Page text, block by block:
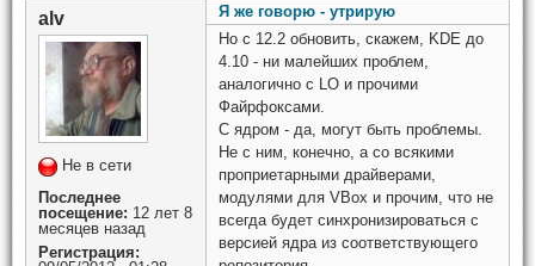
alv
Не в сети
Последнее
посещение: 12 лет 8
месяцев назад
Регистрация:
Я же говорю - утрирую
Но с 12.2 обновить, скажем, KDE до
4.10 - ни малейших проблем,
аналогично с LO и прочими
Файрфоксами.
С ядром - да, могут быть проблемы.
Не с ним, конечно, а со всякими
проприетарными драйверами,
модулями для VBox и прочим, что не
всегда будет синхронизироваться с
версией ядра из соответствующего